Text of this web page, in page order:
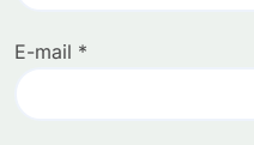
E-mail *